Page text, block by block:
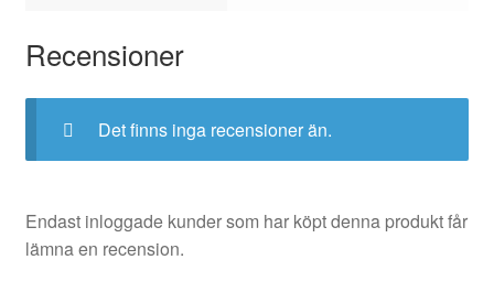
Recensioner
Det finns inga recensioner än.
Endast inloggade kunder som har köpt denna produkt får
lämna en recension.